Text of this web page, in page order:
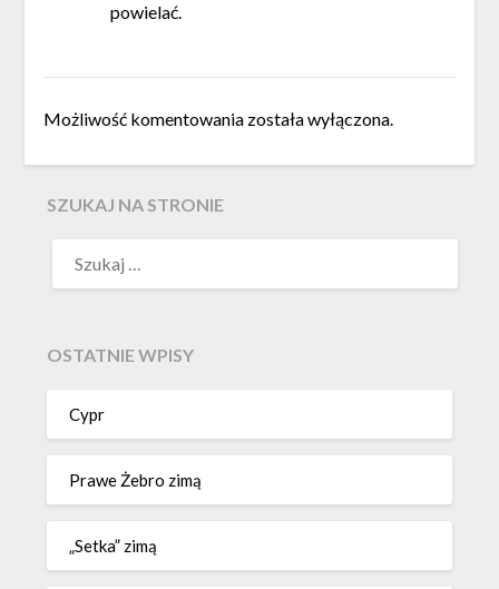
powielać.
Możliwość komentowania została wyłączona.
SZUKAJ NA STRONIE
OSTATNIE WPISY
Cypr
Prawe Żebro zimą
„Setka” zimą